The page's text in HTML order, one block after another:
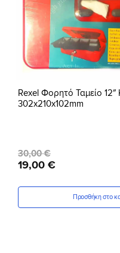
Rexel Φορητό Ταμείο 12″
302x210x102mm
30,00 €
Original
price
was:
19,00 €
Η
τρέχουσα
τιμή
19,00 €.
Προσθήκη στο